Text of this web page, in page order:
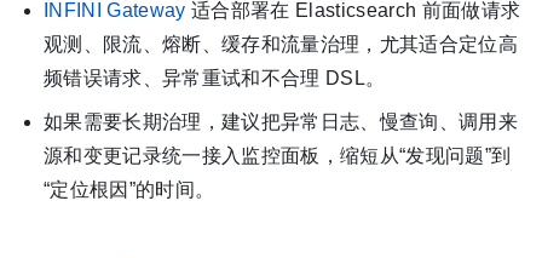
INFINI Gateway 适合部署在 Elasticsearch 前面做请求
观测、限流、熔断、缓存和流量治理，尤其适合定位高
频错误请求、异常重试和不合理 DSL。
如果需要长期治理，建议把异常日志、慢查询、调用来
源和变更记录统一接入监控面板，缩短从“发现问题”到
“定位根因”的时间。